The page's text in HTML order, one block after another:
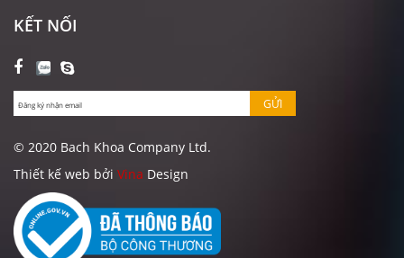
KẾT NỐI
GỬI
© 2020 Bach Khoa Company Ltd.
Thiết kế web bởi Vina Design